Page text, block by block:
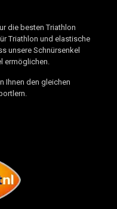
die besten Triathlon
Triathlon und elastische
unsere Schnürsenkel
ermöglichen.
Ihnen den gleichen